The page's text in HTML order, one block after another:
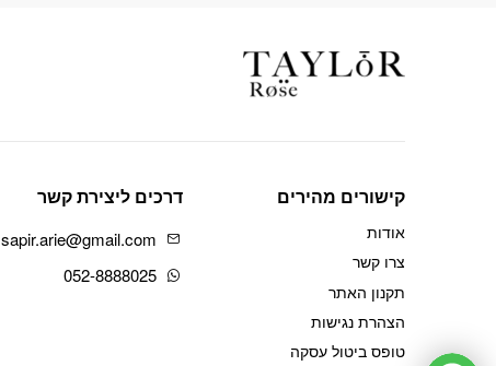
דרכים ליצירת קשר
sapir.arie@gmail.com
052-8888025
קישורים מהירים
אודות
צרו קשר
תקנון האתר
הצהרת נגישות
טופס ביטול עסקה